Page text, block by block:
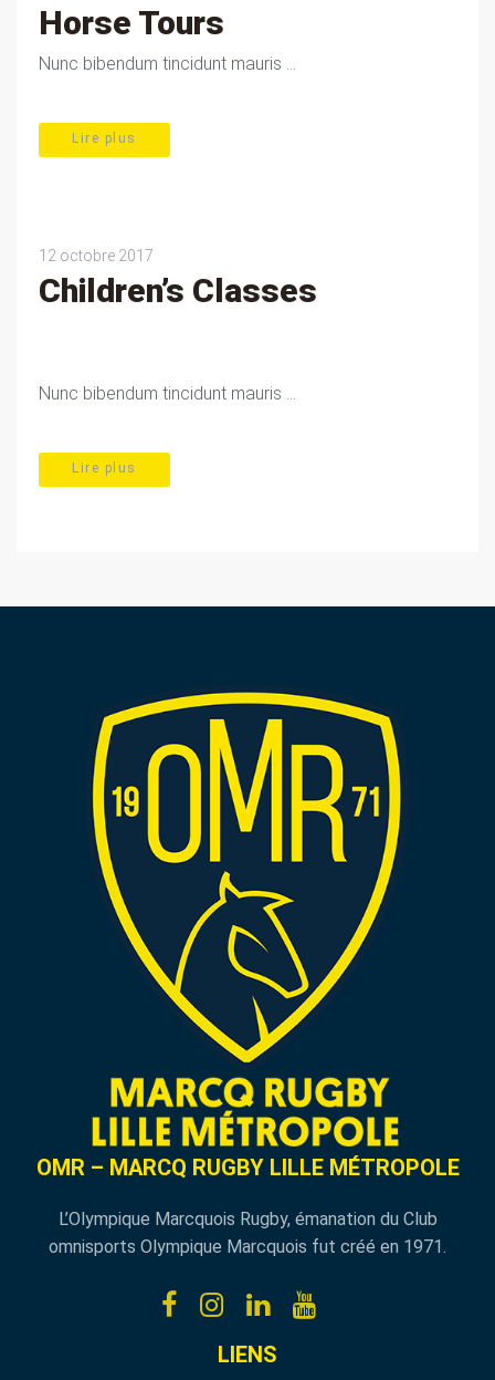
Horse Tours
Nunc bibendum tincidunt mauris ...
Lire plus
12 octobre 2017
Children’s Classes
Nunc bibendum tincidunt mauris ...
Lire plus
OMR – MARCQ RUGBY LILLE MÉTROPOLE
L’Olympique Marcquois Rugby, émanation du Club
omnisports Olympique Marcquois fut créé en 1971.
LIENS